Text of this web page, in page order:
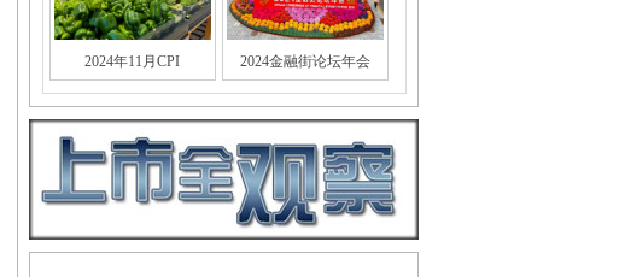
2024年11月CPI 2024金融街论坛年会